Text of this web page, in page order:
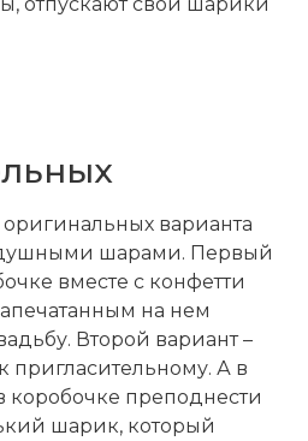
варианта
шарами. Первый
вместе с конфетти
на нем
Второй вариант –
А в
коробочке преподнести
шарик, который